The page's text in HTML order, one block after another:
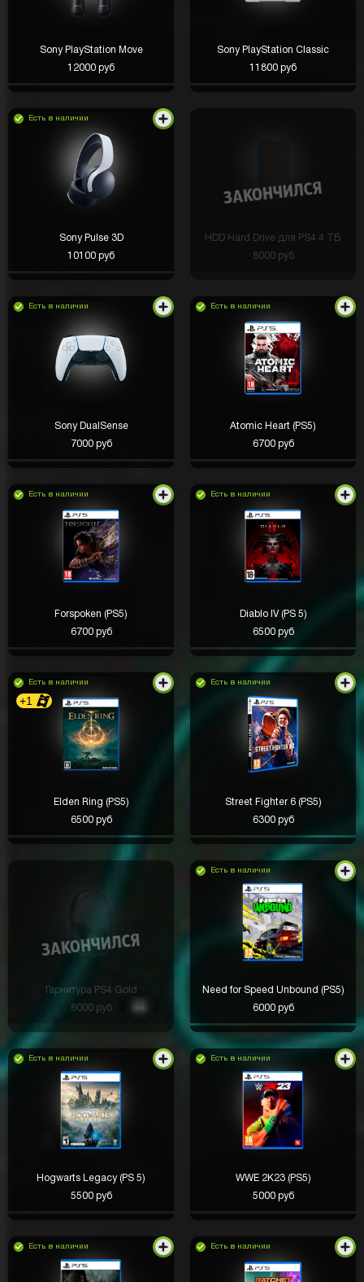
Sony PlayStation Move
12000 руб
Sony PlayStation Classic
11800 руб
Есть в наличии
Sony Pulse 3D
10100 руб
HDD Hard Drive для PS4 4 ТБ
8000 руб
Есть в наличии
Sony DualSense
7000 руб
Есть в наличии
Atomic Heart (PS5)
6700 руб
Есть в наличии
Forspoken (PS5)
6700 руб
Есть в наличии
Diablo IV (PS 5)
6500 руб
Есть в наличии
+1
Elden Ring (PS5)
6500 руб
Есть в наличии
Street Fighter 6 (PS5)
6300 руб
Гарнитура PS4 Gold
6000 руб
Есть в наличии
Need for Speed Unbound (PS5)
6000 руб
Есть в наличии
Hogwarts Legacy (PS 5)
5500 руб
Есть в наличии
WWE 2K23 (PS5)
5000 руб
Есть в наличии Есть в наличии